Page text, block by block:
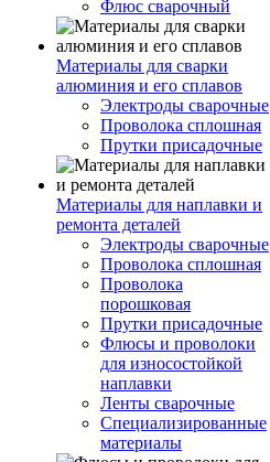
Флюс сварочный
Материалы для сварки
алюминия и его сплавов
Электроды сварочные
Проволока сплошная
Прутки присадочные
Материалы для наплавки и
ремонта деталей
Электроды сварочные
Проволока сплошная
Проволока
порошковая
Прутки присадочные
Флюсы и проволоки
для износостойкой
наплавки
Ленты сварочные
Специализированные
материалы